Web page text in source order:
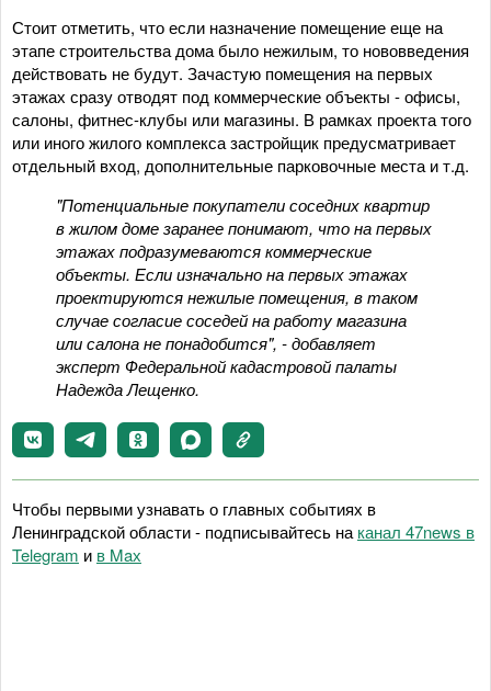
Стоит отметить, что если назначение помещение еще на
этапе строительства дома было нежилым, то нововведения
действовать не будут. Зачастую помещения на первых
этажах сразу отводят под коммерческие объекты - офисы,
салоны, фитнес-клубы или магазины. В рамках проекта того
или иного жилого комплекса застройщик предусматривает
отдельный вход, дополнительные парковочные места и т.д.
"Потенциальные покупатели соседних квартир
в жилом доме заранее понимают, что на первых
этажах подразумеваются коммерческие
объекты. Если изначально на первых этажах
проектируются нежилые помещения, в таком
случае согласие соседей на работу магазина
или салона не понадобится", - добавляет
эксперт Федеральной кадастровой палаты
Надежда Лещенко.
Чтобы первыми узнавать о главных событиях в
Ленинградской области - подписывайтесь на канал 47news в
Telegram и в Maх